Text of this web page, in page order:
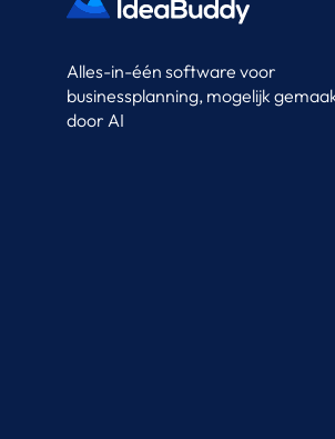
Alles-in-één software voor
businessplanning, mogelijk
door AI